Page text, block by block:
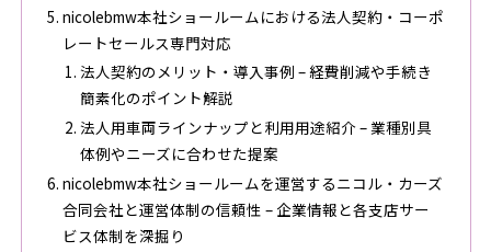
nicolebmw本社ショールームにおける法人契約・コーポ
レートセールス専門対応
法人契約のメリット・導入事例 – 経費削減や手続き
簡素化のポイント解説
法人用車両ラインナップと利用用途紹介 – 業種別具
体例やニーズに合わせた提案
nicolebmw本社ショールームを運営するニコル・カーズ
合同会社と運営体制の信頼性 – 企業情報と各支店サー
ビス体制を深掘り